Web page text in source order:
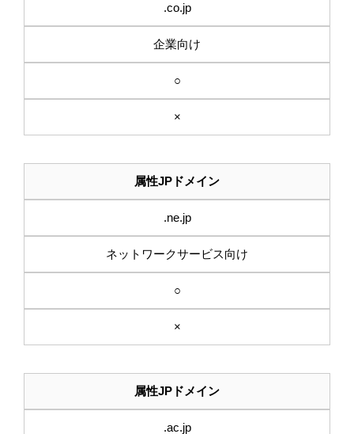
.co.jp
企業向け
○
×
属性JPドメイン
.ne.jp
ネットワークサービス向け
○
×
属性JPドメイン
.ac.jp